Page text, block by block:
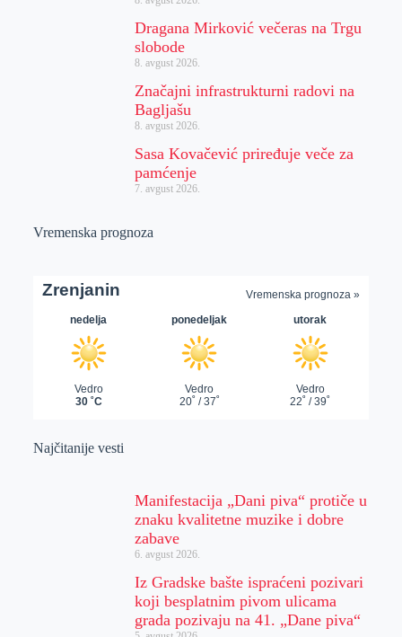
Dragana Mirković večeras na Trgu
slobode
8. avgust 2026.
Značajni infrastrukturni radovi na
Bagljašu
8. avgust 2026.
Sasa Kovačević priređuje veče za
pamćenje
7. avgust 2026.
Vremenska prognoza
Najčitanije vesti
Manifestacija „Dani piva“ protiče u
znaku kvalitetne muzike i dobre
zabave
6. avgust 2026.
Iz Gradske bašte ispraćeni pozivari
koji besplatnim pivom ulicama
grada pozivaju na 41. „Dane piva“